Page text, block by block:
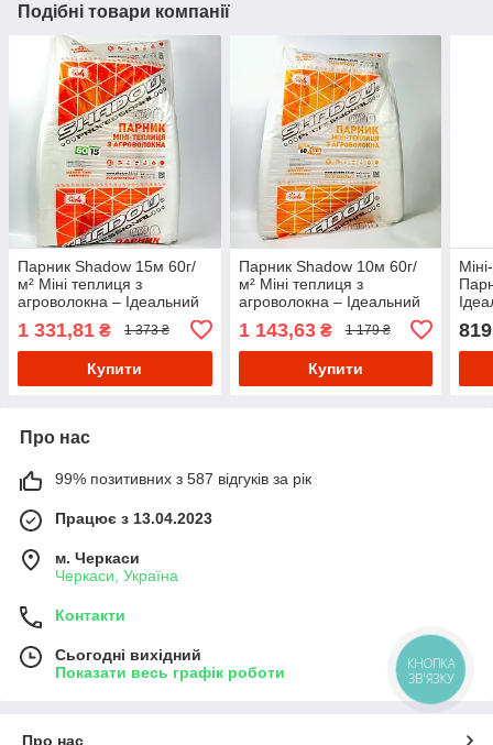
Подібні товари компанії
Парник Shadow 15м 60г/
м² Міні теплиця з
агроволокна – Ідеальний
Клімат для Ваших Рослин!
1 331,81 ₴ 1 373 ₴
Купити
Парник Shadow 10м 60г/
м² Міні теплиця з
агроволокна – Ідеальний
Клімат для Ваших Рослин!
1 143,63₴ 1 179 ₴
Купити
819
Про нас
99% позитивних з 587 відгуків за рік
Працює з 13.04.2023
м. Черкаси
Черкаси, Україна
Контакти
Сьогодні вихідний
Показати весь графік роботи
Про нас
КНОПКА
ЗВ'ЯЗКУ